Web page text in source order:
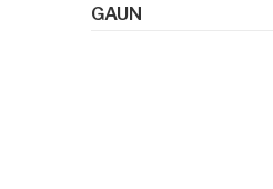
GAUN